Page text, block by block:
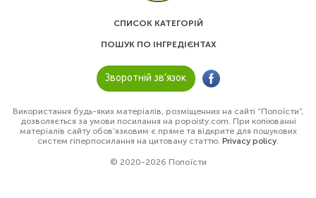
СПИСОК КАТЕГОРІЙ
ПОШУК ПО ІНГРЕДІЄНТАХ
Зворотній зв’язок
Використання будь-яких матеріалів, розміщенних на сайті “Попоїсти”,
дозволяється за умови посилання на popoisty.com. При копіюванні
матеріалів сайту обов’язковим є пряме та відкрите для пошукових
систем гіперпосилання на цитовану статтю. Privacy policy.
© 2020-2026 Попоїсти